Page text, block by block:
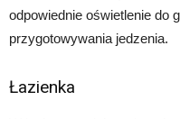
odpowiednie oświetlenie do
przygotowywania jedzenia.
Łazienka